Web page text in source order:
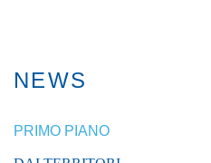
NEWS
PRIMO PIANO